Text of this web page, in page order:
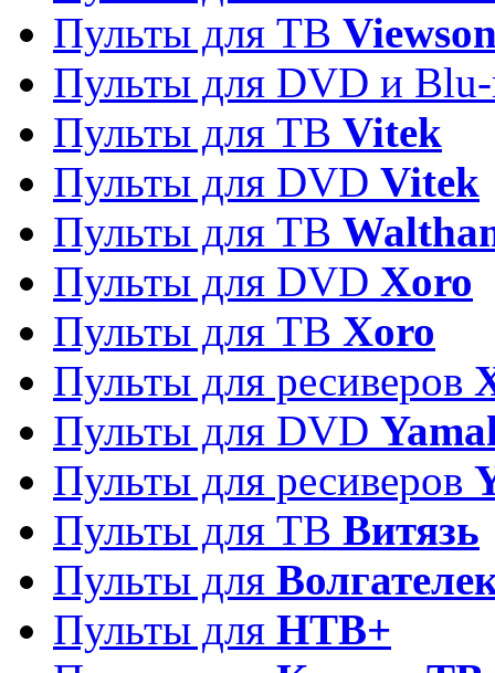
Пульты для ТВ
Пульты для DVD и
Пульты для ТВ Vitek
Пульты для DVD Vitek
Пульты для ТВ
Пульты для DVD Xoro
Пульты для ТВ Xoro
Пульты для ресиверов
Пульты для DVD
Пульты для ресиверов
Пульты для ТВ Витязь
Пульты для
Пульты для НТВ+